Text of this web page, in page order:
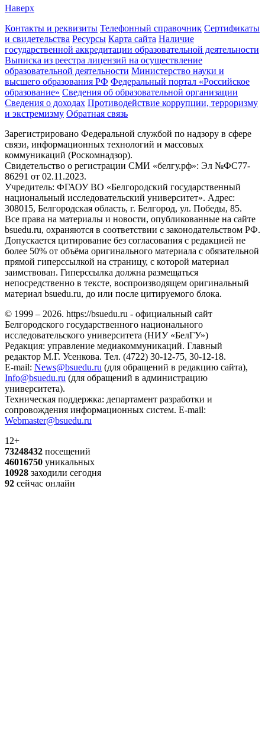
Наверх
Контакты и реквизиты Телефонный справочник Сертификаты
и свидетельства Ресурсы Карта сайта Наличие
государственной аккредитации образовательной деятельности
Выписка из реестра лицензий на осуществление
образовательной деятельности Министерствo науки и
высшего образования РФ Федеральный портал «Российское
образование» Сведения об образовательной организации
Сведения о доходах Противодействие коррупции, терроризму
и экстремизму Обратная связь
Зарегистрировано Федеральной службой по надзору в сфере
связи, информационных технологий и массовых
коммуникаций (Роскомнадзор).
Свидетельство о регистрации СМИ «белгу.рф»: Эл №ФС77-
86291 от 02.11.2023.
Учредитель: ФГАОУ ВО «Белгородский государственный
национальный исследовательский университет». Адрес:
308015, Белгородская область, г. Белгород, ул. Победы, 85.
Все права на материалы и новости, опубликованные на сайте
bsuedu.ru, охраняются в соответствии с законодательством РФ.
Допускается цитирование без согласования с редакцией не
более 50% от объёма оригинального материала с обязательной
прямой гиперссылкой на страницу, с которой материал
заимствован. Гиперссылка должна размещаться
непосредственно в тексте, воспроизводящем оригинальный
материал bsuedu.ru, до или после цитируемого блока.
© 1999 – 2026. https://bsuedu.ru - официальный сайт
Белгородского государственного национального
исследовательского университета (НИУ «БелГУ»)
Редакция: управление медиакоммуникаций. Главный
редактор М.Г. Усенкова. Тел. (4722) 30-12-75, 30-12-18.
E-mail: News@bsuedu.ru (для обращений в редакцию сайта),
Info@bsuedu.ru (для обращений в администрацию
университета).
Техническая поддержка: департамент разработки и
сопровождения информационных систем. E-mail:
Webmaster@bsuedu.ru
12+
73248432 посещений
46016750 уникальных
10928 заходили сегодня
92 сейчас онлайн